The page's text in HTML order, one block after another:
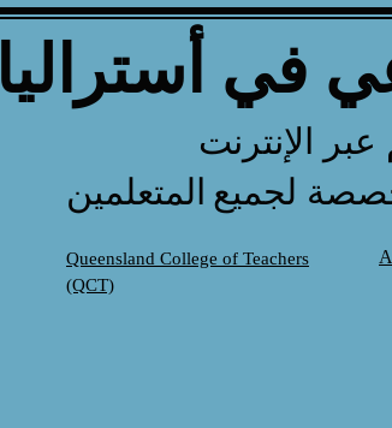
في أستراليا
عبر الإنترنت
لجميع المتعلمين
Queensland College of Teachers
(QCT)